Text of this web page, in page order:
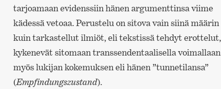
tarjoamaan evidenssiin hänen argumenttinsa viime
kädessä vetoaa. Perustelu on sitova vain siinä määrin
kuin tarkastellut ilmiöt, eli tekstissä tehdyt erottelut,
kykenevät sitomaan transsendentaalisella voimallaan
myös lukijan kokemuksen eli hänen ”tunnetilansa”
(Empfindungszustand).